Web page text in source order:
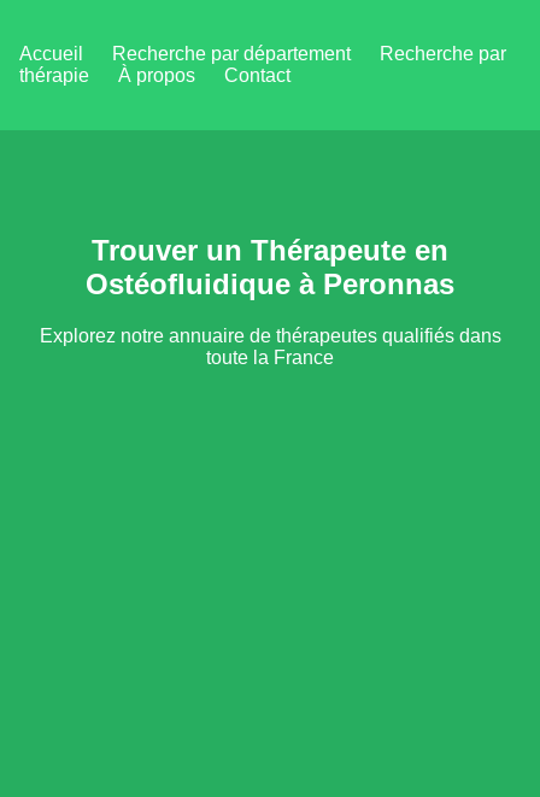
Accueil Recherche par département
Recherche par
thérapie
À propos Contact
Trouver un Thérapeute en
Ostéofluidique à Peronnas
Explorez notre annuaire de thérapeutes qualifiés dans
toute la France